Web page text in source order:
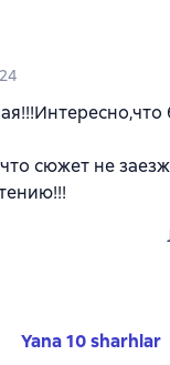
сюжет не
Yana 10 sharhlar